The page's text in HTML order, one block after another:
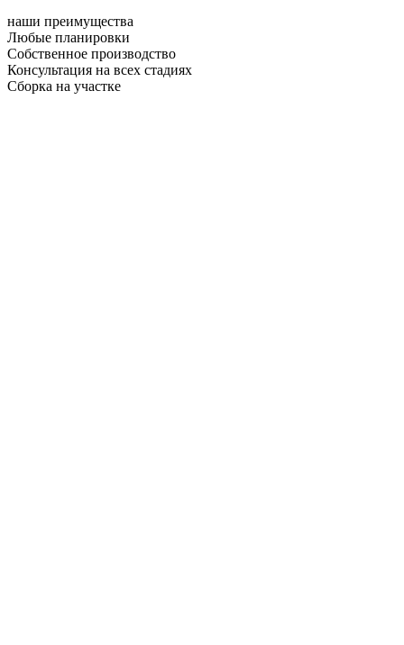
наши преимущества
Любые планировки
Собственное производство
Консультация на всех стадиях
Сборка на участке